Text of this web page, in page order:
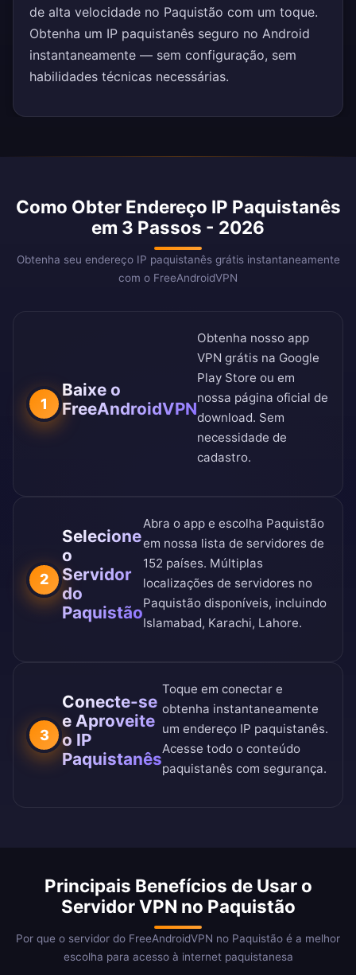
de alta velocidade no Paquistão com um toque.
Obtenha um IP paquistanês seguro no Android
instantaneamente — sem configuração, sem
habilidades técnicas necessárias.
Como Obter Endereço IP Paquistanês
em 3 Passos - 2026
Obtenha seu endereço IP paquistanês grátis instantaneamente
com o FreeAndroidVPN
1
Baixe o
FreeAndroidVPN
Obtenha nosso app
VPN grátis na Google
Play Store ou em
nossa página oficial de
download. Sem
necessidade de
cadastro.
2
Selecione
o
Servidor
do
Paquistão
Abra o app e escolha Paquistão
em nossa lista de servidores de
152 países. Múltiplas
localizações de servidores no
Paquistão disponíveis, incluindo
Islamabad, Karachi, Lahore.
3
Conecte-se
e Aproveite
o IP
Paquistanês
Toque em conectar e
obtenha instantaneamente
um endereço IP paquistanês.
Acesse todo o conteúdo
paquistanês com segurança.
Principais Benefícios de Usar o
Servidor VPN no Paquistão
Por que o servidor do FreeAndroidVPN no Paquistão é a melhor
escolha para acesso à internet paquistanesa